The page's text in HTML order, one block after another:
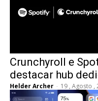
Crunchyroll e
destacar hub
Helder Archer - 19 , Agosto ,